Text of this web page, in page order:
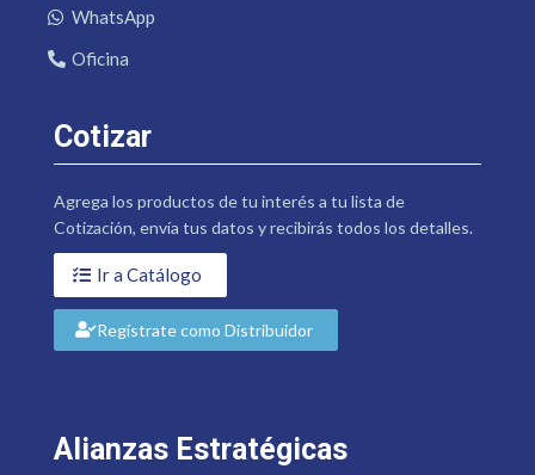
WhatsApp
Oficina
Cotizar
Agrega los productos de tu interés a tu lista de
Cotización, envía tus datos y recibirás todos los detalles.
Ir a Catálogo
Regístrate como Distribuidor
Alianzas Estratégicas